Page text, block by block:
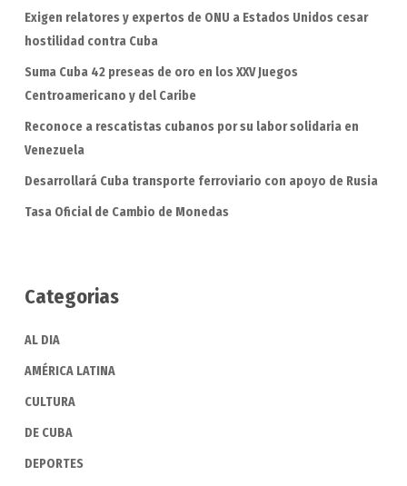
Exigen relatores y expertos de ONU a Estados Unidos cesar
hostilidad contra Cuba
Suma Cuba 42 preseas de oro en los XXV Juegos
Centroamericano y del Caribe
Reconoce a rescatistas cubanos por su labor solidaria en
Venezuela
Desarrollará Cuba transporte ferroviario con apoyo de Rusia
Tasa Oficial de Cambio de Monedas
Categorias
AL DIA
AMÉRICA LATINA
CULTURA
DE CUBA
DEPORTES